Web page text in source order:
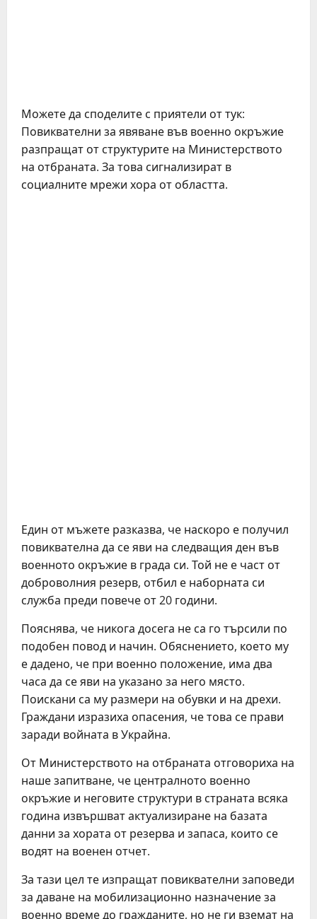
Можете да споделите с приятели от тук:
Повиквателни за явяване във военно окръжие
разпращат от структурите на Министерството
на отбраната. За това сигнализират в
социалните мрежи хора от областта.
Един от мъжете разказва, че наскоро е получил
повиквателна да се яви на следващия ден във
военното окръжие в града си. Той не е част от
доброволния резерв, отбил е наборната си
служба преди повече от 20 години.
Пояснява, че никога досега не са го търсили по
подобен повод и начин. Обяснението, което му
е дадено, че при военно положение, има два
часа да се яви на указано за него място.
Поискани са му размери на обувки и на дрехи.
Граждани изразиха опасения, че това се прави
заради войната в Украйна.
От Министерството на отбраната отговориха на
наше запитване, че централното военно
окръжие и неговите структури в страната всяка
година извършват актуализиране на базата
данни за хората от резерва и запаса, които се
водят на военен отчет.
За тази цел те изпращат повиквателни заповеди
за даване на мобилизационно назначение за
военно време до гражданите, но не ги вземат на